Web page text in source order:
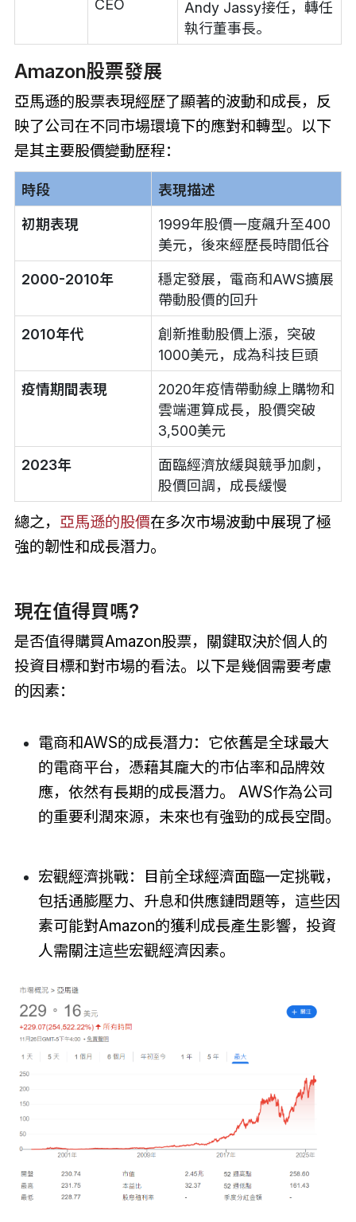
CEO
Andy Jassy接任，轉任
執行董事長。
Amazon股票發展
亞馬遜的股票表現經歷了顯著的波動和成長，反
映了公司在不同市場環境下的應對和轉型。以下
是其主要股價變動歷程：
時段 表現描述
初期表現
1999年股價一度飆升至400
美元，後來經歷長時間低谷
2000-2010年
穩定發展，電商和AWS擴展
帶動股價的回升
2010年代
創新推動股價上漲，突破
1000美元，成為科技巨頭
疫情期間表現
2020年疫情帶動線上購物和
雲端運算成長，股價突破
3,500美元
2023年
面臨經濟放緩與競爭加劇，
股價回調，成長緩慢
總之， 亞馬遜的股價在多次市場波動中展現了極
強的韌性和成長潛力。
現在值得買嗎?
是否值得購買Amazon股票，關鍵取決於個人的
投資目標和對市場的看法。以下是幾個需要考慮
的因素：
電商和AWS的成長潛力：它依舊是全球最大
的電商平台，憑藉其龐大的市佔率和品牌效
應，依然有長期的成長潛力。 AWS作為公司
的重要利潤來源，未來也有強勁的成長空間。
宏觀經濟挑戰：目前全球經濟面臨一定挑戰，
包括通膨壓力、升息和供應鏈問題等，這些因
素可能對Amazon的獲利成長產生影響，投資
人需關注這些宏觀經濟因素。